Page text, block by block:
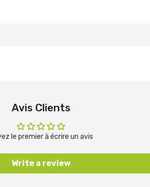
Avis Clients
le premier à écrire un avis
Write a review